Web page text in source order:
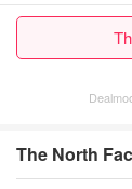
The North